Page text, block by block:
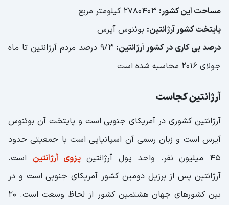
مساحت این کشور:
پایتخت کشور آرژانتین: بوئنوس آیرس
درصد بی کاری در کشور آرژانتین:
9/3 درصد مردم آرژانتین تا ماه
جولای 2016 محاسبه شده است
آرژانتین کجاست
آرژانتین کشوری در آمریکای جنوبی است و پایتخت آن بوئنوس
آیرس است و زبان رسمی آن اسپانیایی است با جمعیتی حدود
45 میلیون نفر. واحد پول آرژانتین
پزوی آرژانتین است.
آرژانتین پس از برزیل دومین کشور آمریکای جنوبی است و در
بین کشورهای جهان هشتمین کشور از لحاظ وسعت است. 20